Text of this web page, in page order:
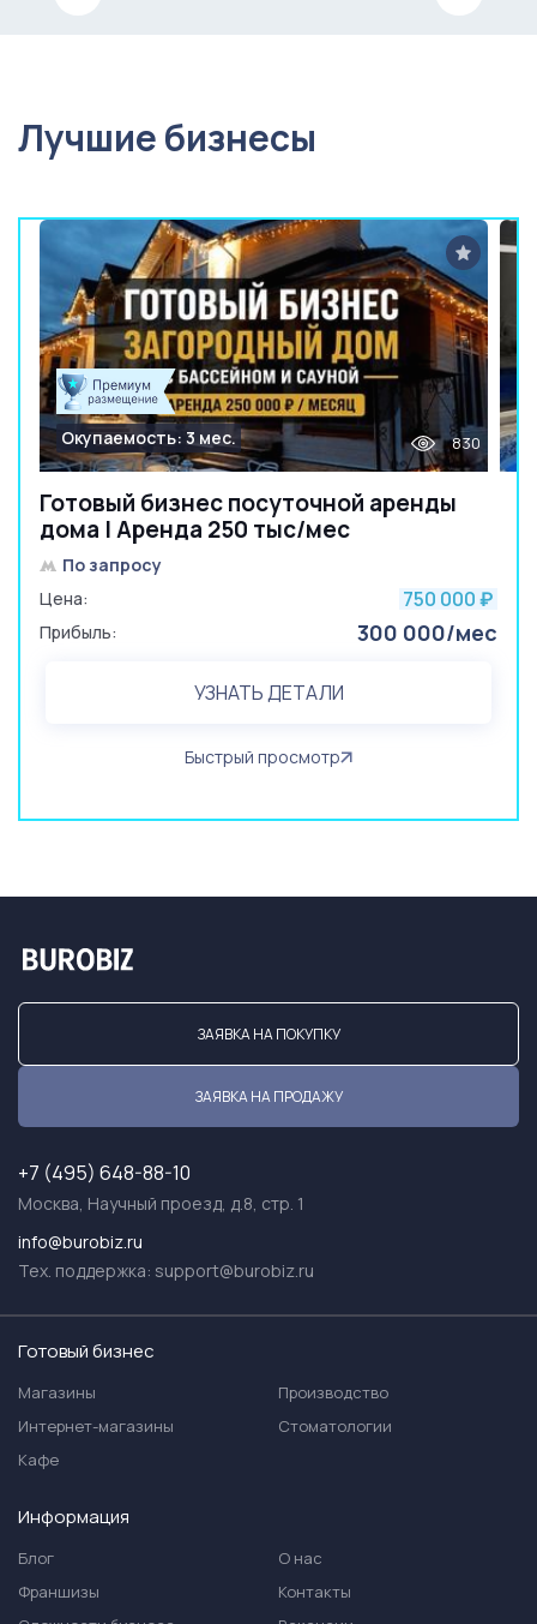
Лучшие бизнесы
Готовый бизнес посуточной аренды
дома | Аренда 250 тыс/мес
Окупаемость: 3 мес. 830
По запросу
Цена:
750 000 ₽
Прибыль: 300 000/мес
УЗНАТЬ ДЕТАЛИ
Быстрый просмотр
ЗАЯВКА НА ПОКУПКУ
ЗАЯВКА НА ПРОДАЖУ
+7 (495) 648-88-10
Москва, Научный проезд, д.8, стр. 1
info@burobiz.ru
Тех. поддержка: support@burobiz.ru
Готовый бизнес
Магазины
Интернет-магазины
Кафе
Производство
Стоматологии
Информация
Блог
Франшизы
О нас
Контакты